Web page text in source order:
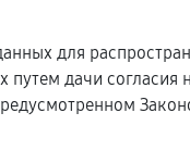
для
дачи